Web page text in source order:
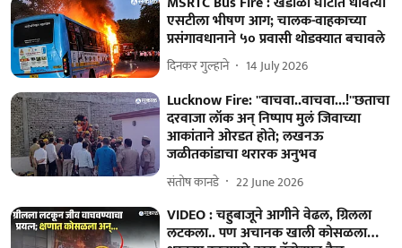
एसटीला भीषण आग; चालक-वाहकाच्या
प्रसंगावधानाने ५० प्रवासी थोडक्यात बचावले
दिनकर गुल्हाने 14 July 2026
Lucknow Fire: ''वाचवा..वाचवा...!''छताचा
दरवाजा लॉक अन् निष्पाप मुलं जिवाच्या
आकांताने ओरडत होते; लखनऊ
जळीतकांडाचा थरारक अनुभव
संतोष कानडे 22 June 2026
VIDEO : चहुबाजूने आगीने वेढल, ग्रिलला
लटकला.. पण अचानक खाली कोसळला…